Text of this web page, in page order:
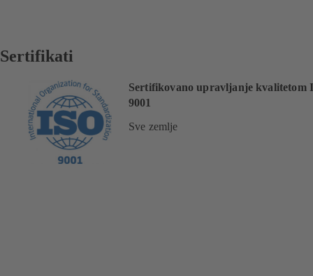
Sertifikati
Sertifikovano upravljanje kvalitetom
9001
Sve zemlje